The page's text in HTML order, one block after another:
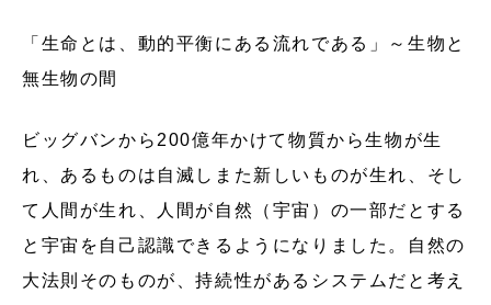
「生命とは、動的平衡にある流れである」～生物と
無生物の間
ビッグバンから200億年かけて物質から生物が生
れ、あるものは自滅しまた新しいものが生れ、そし
て人間が生れ、人間が自然（宇宙）の一部だとする
と宇宙を自己認識できるようになりました。自然の
大法則そのものが、持続性があるシステムだと考え